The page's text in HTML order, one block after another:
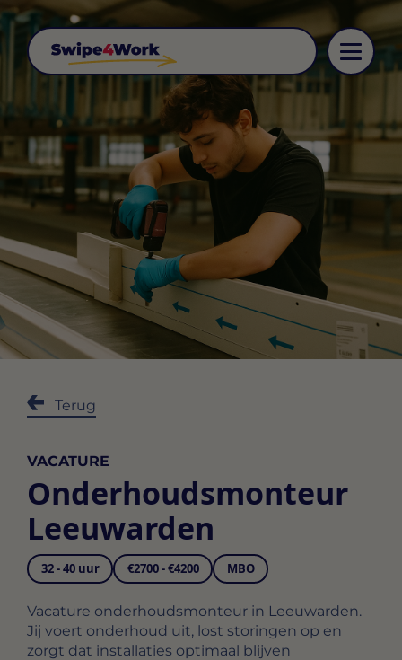
Terug
VACATURE
Onderhoudsmonteur
Leeuwarden
32 - 40 uur €2700 - €4200 MBO
Vacature onderhoudsmonteur in Leeuwarden.
Jij voert onderhoud uit, lost storingen op en
zorgt dat installaties optimaal blijven